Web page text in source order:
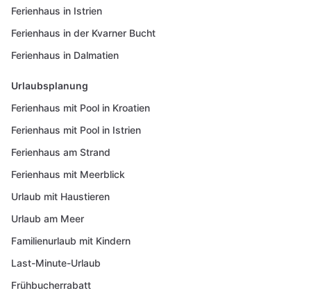
Ferienhaus in Istrien
Ferienhaus in der Kvarner Bucht
Ferienhaus in Dalmatien
Urlaubsplanung
Ferienhaus mit Pool in Kroatien
Ferienhaus mit Pool in Istrien
Ferienhaus am Strand
Ferienhaus mit Meerblick
Urlaub mit Haustieren
Urlaub am Meer
Familienurlaub mit Kindern
Last-Minute-Urlaub
Frühbucherrabatt